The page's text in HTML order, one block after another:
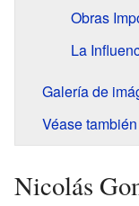
Obras
La
Galería de
Véase también
Nicolás